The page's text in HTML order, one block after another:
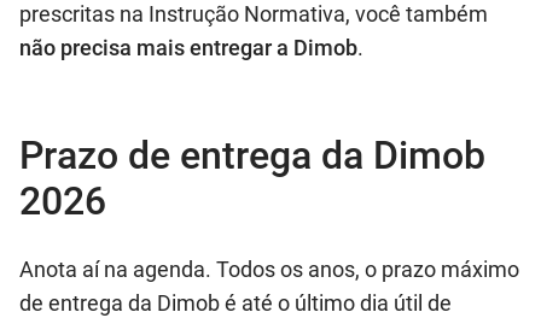
prescritas na Instrução Normativa, você também
não precisa mais entregar a Dimob.
Prazo de entrega da Dimob
2026
Anota aí na agenda. Todos os anos, o prazo máximo
de entrega da Dimob é até o último dia útil de